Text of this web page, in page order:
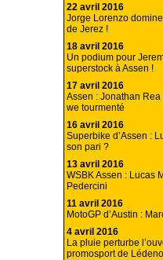
22 avril 2016
Jorge Lorenzo
de Jerez !
18 avril 2016
Un podium pour
superstock à Assen !
17 avril 2016
Assen : Jonathan
we tourmenté
16 avril 2016
Superbike d’Assen :
son pari ?
13 avril 2016
WSBK Assen : Lucas
Pedercini
11 avril 2016
MotoGP d’Austin :
4 avril 2016
La pluie perturbe
promosport de